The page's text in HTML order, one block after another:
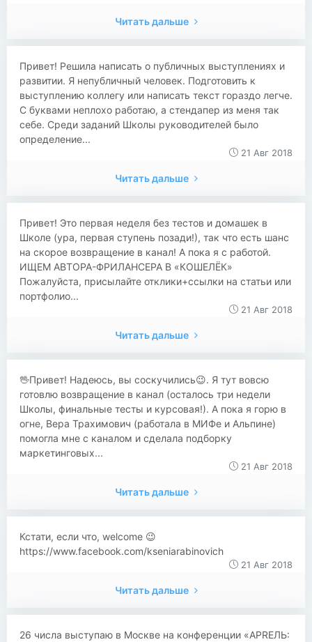
Читать дальше
Привет! Решила написать о публичных выступлениях и
развитии. Я непубличный человек. Подготовить к
выступлению коллегу или написать текст гораздо легче.
С буквами неплохо работаю, а стендапер из меня так
себе. Среди заданий Школы руководителей было
определение...
21 Авг 2018
Читать дальше
Привет! Это первая неделя без тестов и домашек в
Школе (ура, первая ступень позади!), так что есть шанс
на скорое возвращение в канал! А пока я с работой.
ИЩЕМ АВТОРА-ФРИЛАНСЕРА В «КОШЕЛЁК»
Пожалуйста, присылайте отклики+ссылки на статьи или
портфолио...
21 Авг 2018
Читать дальше
🖖Привет! Надеюсь, вы соскучились😉. Я тут вовсю
готовлю возвращение в канал (осталось три недели
Школы, финальные тесты и курсовая!). А пока я горю в
огне, Вера Трахимович (работала в МИФе и Альпине)
помогла мне с каналом и сделала подборку
маркетинговых...
21 Авг 2018
Читать дальше
Кстати, если что, welcome 😉
https://www.facebook.com/kseniarabinovich
21 Авг 2018
Читать дальше
26 числа выступаю в Москве на конференции «АPRЕЛЬ: